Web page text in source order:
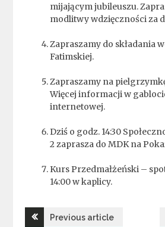
mijającym jubileuszu.
modlitwy wdzięczności za
Zapraszamy do składania
Fatimskiej.
Zapraszamy na
Więcej informacji w
internetowej.
Dziś o godz. 14:30
2 zaprasza do MDK na
Kurs Przedmałżeński –
14:00 w kaplicy.
Nawigacja
Previous article